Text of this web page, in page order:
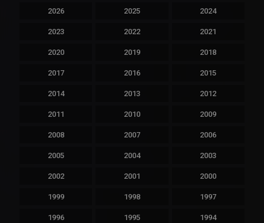
2026 2025 2024
2023 2022 2021
2020 2019 2018
2017 2016 2015
2014 2013 2012
2011 2010 2009
2008 2007 2006
2005 2004 2003
2002 2001 2000
1999 1998 1997
1996 1995 1994